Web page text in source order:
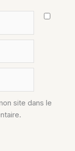
site dans le